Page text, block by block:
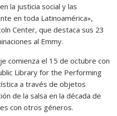
la justicia social y las
en toda Latinoamérica»,
Center, que destaca sus 23
al Emmy.
comienza el 15 de octubre con
Library for the Performing
a través de objetos
de la salsa en la década de
con otros géneros.